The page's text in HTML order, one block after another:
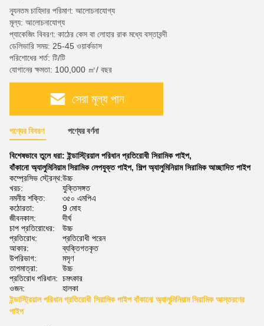
ন্যূনতম চাহিদার পরিমাণ: আলোচনাযোগ্য
মূল্য: আলোচনাযোগ্য
প্যাকেজিং বিবরণ: কাঠের কেস বা লোহার রাক মধ্যে বস্তাবন্দী
ডেলিভারি সময়: 25-45 ওয়ার্কডাস
পরিশোধের শর্ত: টি/টি
যোগানের ক্ষমতা: 100,000 ㎡/ বছর
সেরা মূল্য পান
পণ্যের বিবরণ পণ্যের বর্ণনা
বিশেষভাবে তুলে ধরা:ইন্ডাস্ট্রিয়াল পরিধান প্রতিরোধী সিরামিক পাইপ,
বাঁকানো অ্যালুমিনিয়াম সিরামিক লেপযুক্ত পাইপ, শিল্প অ্যালুমিনিয়াম সিরামিক আচ্ছাদিত পাইপ
কম্প্রেসিভ স্ট্রেন্থ:উচ্চ
খরচ:
যুক্তিসঙ্গত
নমনীয় শক্তি:
৩৫০ এমপিএ
কঠোরতা:
9 মোহ
জীবনকাল:
দীর্ঘ
চাপ প্রতিরোধের:
উচ্চ
প্রতিরোধ:
প্রতিরোধী পরেন
আকার:
ব্যক্তিগতকৃত
উপরিভাগ:
মসৃণ
তাপমাত্রা:
উচ্চ
প্রতিরোধ পরিধান: চমৎকার
ওজন:
হালকা
ইন্ডাস্ট্রিয়াল পরিধান প্রতিরোধী সিরামিক পাইপ বাঁকানো অ্যালুমিনিয়াম সিরামিক আস্তরণের
পাইপ